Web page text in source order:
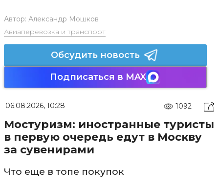
Автор: Александр Мошков
Авиаперевозка и транспорт
Обсудить новость
Подписаться в MAX
06.08.2026, 10:28 1092
Мостуризм: иностранные туристы
в первую очередь едут в Москву
за сувенирами
Что еще в топе покупок